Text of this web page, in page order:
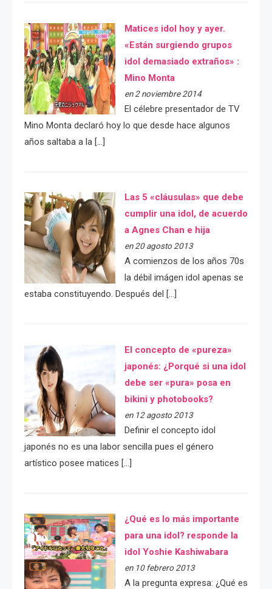
Matices idol hoy y ayer.
«Están surgiendo grupos
idol demasiado extraños» :
Mino Monta
en 2 noviembre 2014
El célebre presentador de TV
Mino Monta declaró hoy lo que desde hace algunos
años saltaba a la […]
Las 5 «cláusulas» que debe
cumplir una idol, de acuerdo
a Agnes Chan e hija
en 20 agosto 2013
A comienzos de los años 70s
la débil imágen idol apenas se
estaba constituyendo. Después del […]
El concepto de «pureza»
japonés: ¿Porqué si una idol
debe ser «pura» posa en
bikini y photobooks?
en 12 agosto 2013
Definir el concepto idol
japonés no es una labor sencilla pues el género
artístico posee matices […]
¿Qué es lo más importante
para una idol? responde la
idol Yoshie Kashiwabara
en 10 febrero 2013
A la pregunta expresa: ¿Qué es